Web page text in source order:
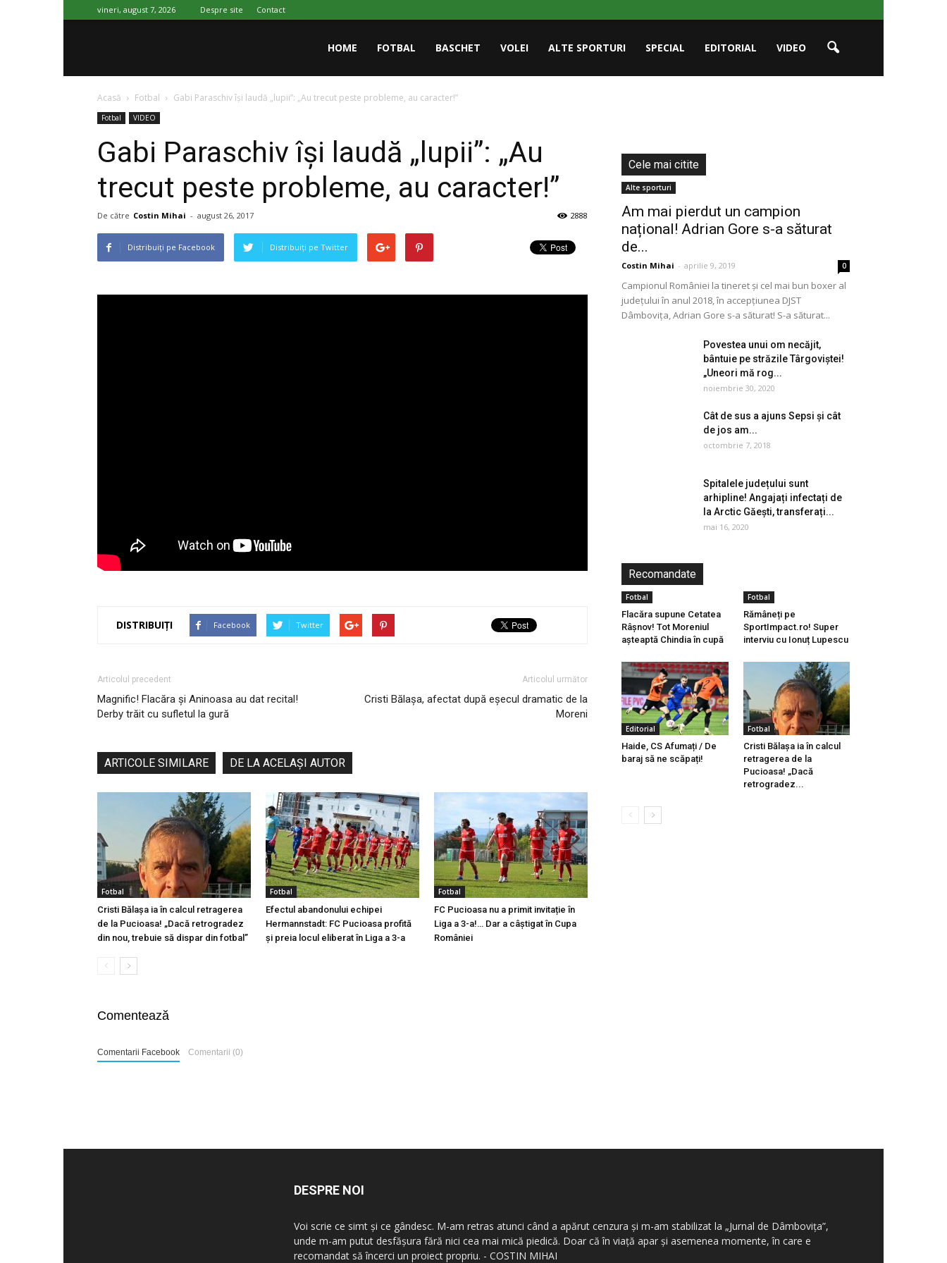
vineri, august 7, 2026 Despre site Contact
HOME FOTBAL BASCHET VOLEI ALTE SPORTURI SPECIAL EDITORIAL VIDEO
Acasă Fotbal Gabi Paraschiv își laudă „lupii”: „Au trecut peste probleme, au caracter!”
Fotbal VIDEO
Gabi Paraschiv își laudă „lupii”: „Au
trecut peste probleme, au caracter!”
De către Costin Mihai - august 26, 2017 2888
Distribuiți pe Facebook Distribuiți pe Twitter
DISTRIBUIȚI Facebook Twitter
Articolul precedent
Magnific! Flacăra și Aninoasa au dat recital!
Derby trăit cu sufletul la gură
Articolul următor
Cristi Bălașa, afectat după eșecul dramatic de la
Moreni
ARTICOLE SIMILARE DE LA ACELAȘI AUTOR
Fotbal
Cristi Bălașa ia în calcul retragerea
de la Pucioasa! „Dacă retrogradez
din nou, trebuie să dispar din fotbal”
Fotbal
Efectul abandonului echipei
Hermannstadt: FC Pucioasa profită
și preia locul eliberat în Liga a 3-a
Fotbal
FC Pucioasa nu a primit invitație în
Liga a 3-a!… Dar a câștigat în Cupa
României
Comentează
Comentarii Facebook Comentarii (0)
Cele mai citite
Alte sporturi
Am mai pierdut un campion
național! Adrian Gore s-a săturat
de...
Costin Mihai - aprilie 9, 2019 0
Campionul României la tineret și cel mai bun boxer al
județului în anul 2018, în accepțiunea DJST
Dâmbovița, Adrian Gore s-a săturat! S-a săturat...
Povestea unui om necăjit,
bântuie pe străzile Târgoviștei!
„Uneori mă rog...
noiembrie 30, 2020
Cât de sus a ajuns Sepsi și cât
de jos am...
octombrie 7, 2018
Spitalele județului sunt
arhipline! Angajați infectați de
la Arctic Găești, transferați...
mai 16, 2020
Recomandate
Fotbal
Flacăra supune Cetatea
Râșnov! Tot Moreniul
așteaptă Chindia în cupă
Fotbal
Rămâneți pe
SportImpact.ro! Super
interviu cu Ionuț Lupescu
Editorial
Haide, CS Afumați / De
baraj să ne scăpați!
Fotbal
Cristi Bălașa ia în calcul
retragerea de la
Pucioasa! „Dacă
retrogradez...
DESPRE NOI
Voi scrie ce simt şi ce gândesc. M-am retras atunci când a apărut cenzura şi m-am stabilizat la „Jurnal de Dâmboviţa”,
unde m-am putut desfăşura fără nici cea mai mică piedică. Doar că în viaţă apar şi asemenea momente, în care e
recomandat să încerci un proiect propriu. - COSTIN MIHAI